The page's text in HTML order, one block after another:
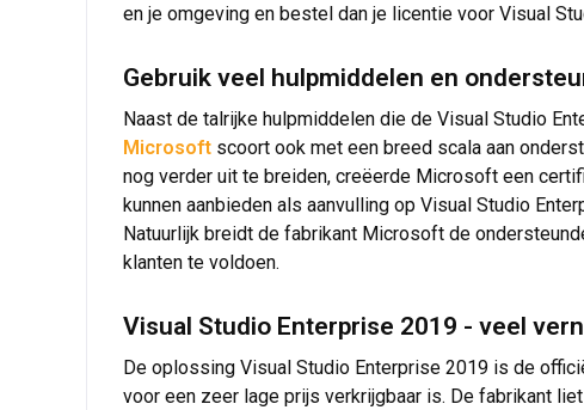
en je omgeving en bestel dan je licentie voor Visual
Gebruik veel hulpmiddelen en
Naast de talrijke hulpmiddelen die de Visual Studio
Microsoft scoort ook met een breed scala aan
nog verder uit te breiden, creëerde Microsoft een
kunnen aanbieden als aanvulling op Visual Studio
Natuurlijk breidt de fabrikant Microsoft de
klanten te voldoen.
Visual Studio Enterprise 2019 - veel
De oplossing Visual Studio Enterprise 2019 is de
voor een zeer lage prijs verkrijgbaar is. De fabrikant